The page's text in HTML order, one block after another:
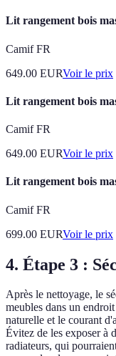
Lit rangement bois
Camif FR
649.00 EURVoir le prix
Lit rangement bois
Camif FR
649.00 EURVoir le prix
Lit rangement bois
Camif FR
699.00 EURVoir le prix
4. Étape 3 :
Après le nettoyage, le
meubles dans un
naturelle et le courant
Évitez de les exposer à
radiateurs, qui